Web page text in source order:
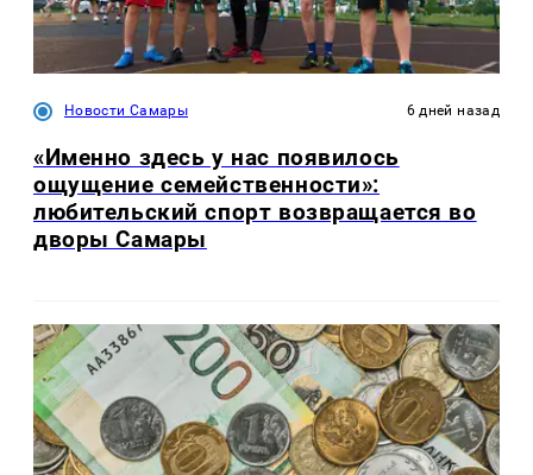
Новости Самары 6 дней назад
«Именно здесь у нас появилось
ощущение семейственности»:
любительский спорт возвращается во
дворы Самары